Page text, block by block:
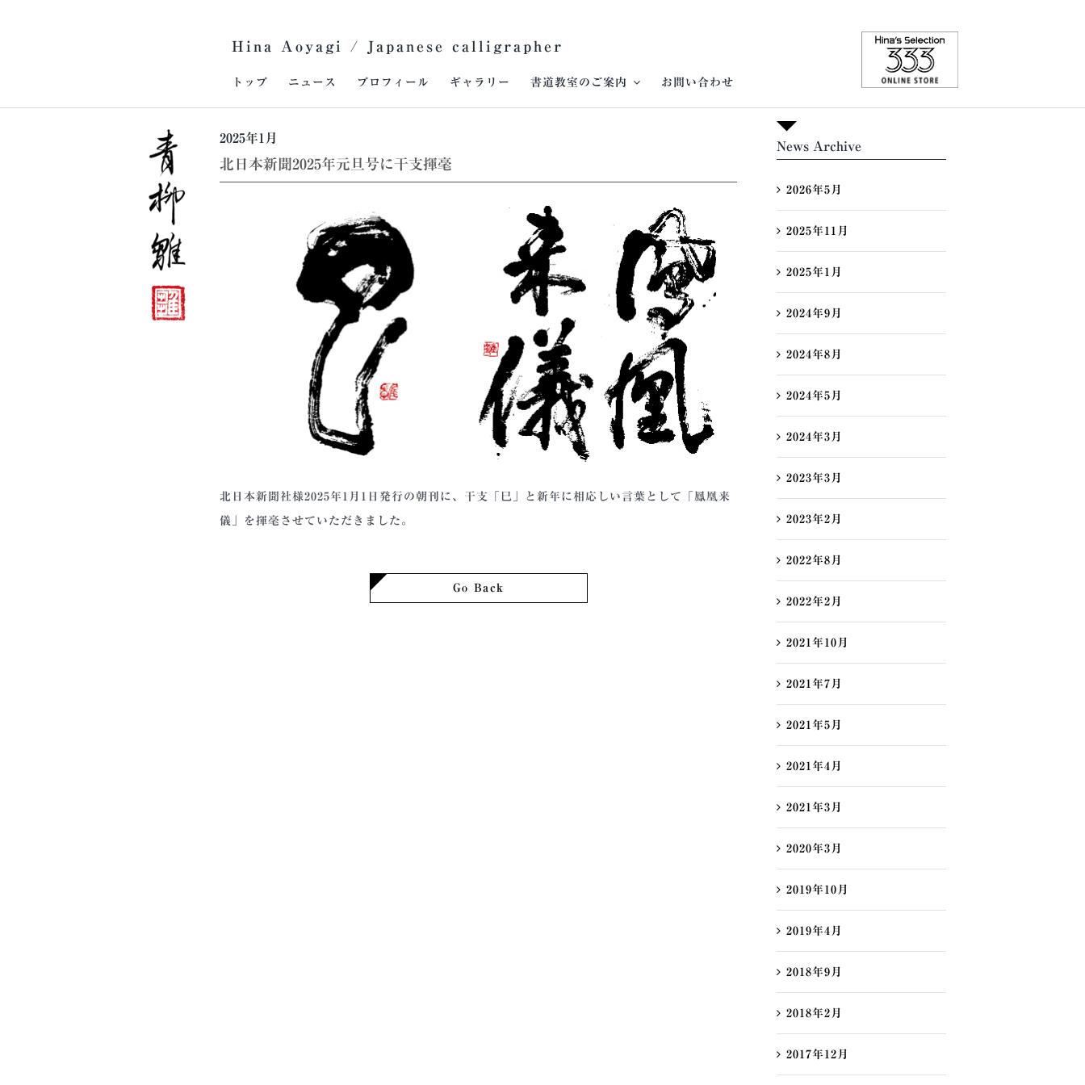
Hina Aoyagi / Japanese calligrapher
トップ ニュース プロフィール ギャラリー 書道教室のご案内 お問い合わせ
2025年1月
北日本新聞2025年元旦号に干支揮毫
北日本新聞社様2025年1月1日発行の朝刊に、干支「巳」と新年に相応しい言葉として「鳳凰来
儀」を揮毫させていただきました。
Go Back
News Archive
2026年5月
2025年11月
2025年1月
2024年9月
2024年8月
2024年5月
2024年3月
2023年3月
2023年2月
2022年8月
2022年2月
2021年10月
2021年7月
2021年5月
2021年4月
2021年3月
2020年3月
2019年10月
2019年4月
2018年9月
2018年2月
2017年12月